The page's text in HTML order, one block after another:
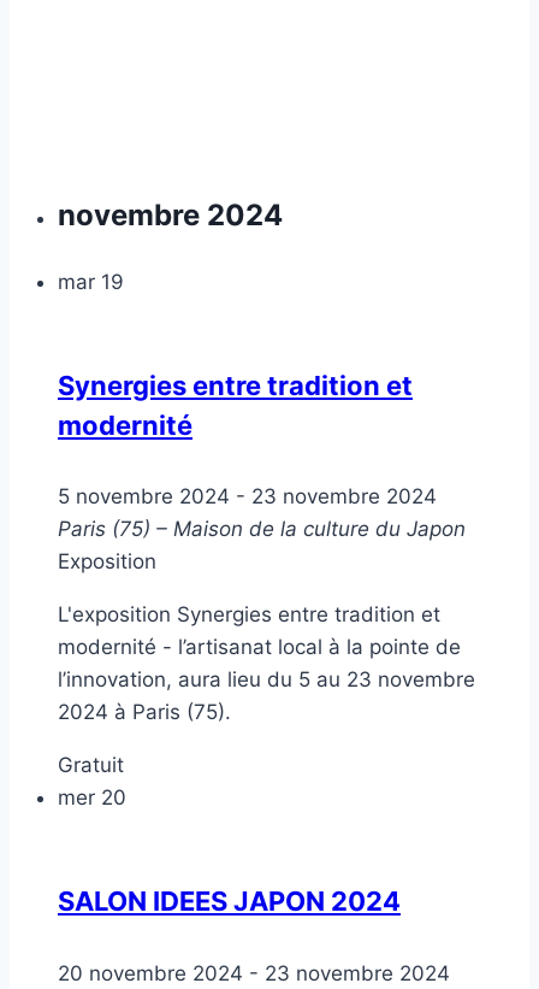
novembre 2024
mar 19
Synergies entre tradition et
modernité
5 novembre 2024 - 23 novembre 2024
Paris (75) – Maison de la culture du Japon
Exposition
L'exposition Synergies entre tradition et
modernité - l’artisanat local à la pointe de
l’innovation, aura lieu du 5 au 23 novembre
2024 à Paris (75).
Gratuit
mer 20
SALON IDEES JAPON 2024
20 novembre 2024 - 23 novembre 2024